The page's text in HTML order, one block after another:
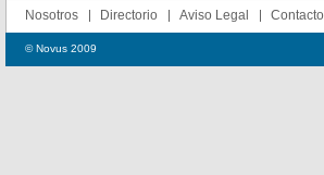
Nosotros Directorio Aviso Legal Contacto
© Novus 2009